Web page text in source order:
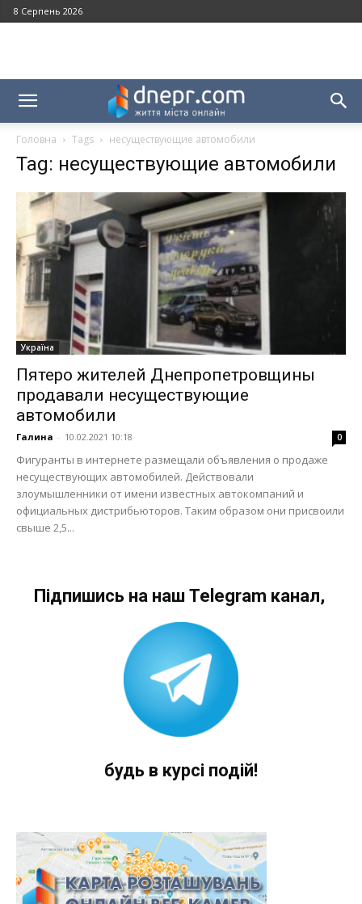
8 Серпень 2026
Головна Tags несуществующие автомобили
Tag: несуществующие автомобили
Україна
Пятеро жителей Днепропетровщины
продавали несуществующие
автомобили
Галина - 10.02.2021 10:18 0
Фигуранты в интернете размещали объявления о продаже
несуществующих автомобилей. Действовали
злоумышленники от имени известных автокомпаний и
официальных дистрибьюторов. Таким образом они присвоили
свыше 2,5...
Підпишись на наш Telegram канал,
будь в курсі подій!